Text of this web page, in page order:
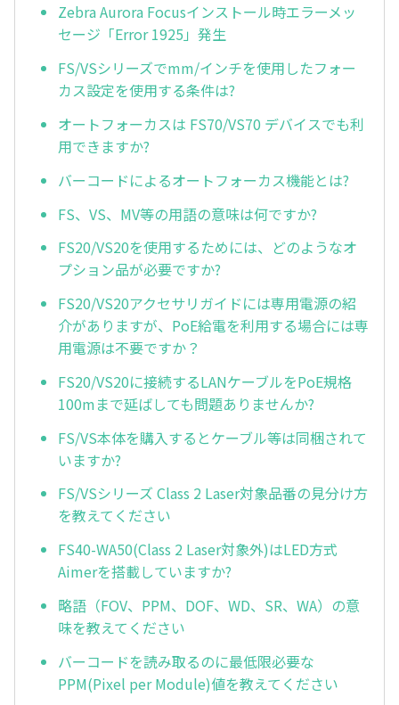
Zebra Aurora Focusインストール時エラーメッ
セージ「Error 1925」発生
FS/VSシリーズでmm/インチを使用したフォー
カス設定を使用する条件は?
オートフォーカスは FS70/VS70 デバイスでも利
用できますか?
バーコードによるオートフォーカス機能とは?
FS、VS、MV等の用語の意味は何ですか?
FS20/VS20を使用するためには、どのようなオ
プション品が必要ですか?
FS20/VS20アクセサリガイドには専用電源の紹
介がありますが、PoE給電を利用する場合には専
用電源は不要ですか？
FS20/VS20に接続するLANケーブルをPoE規格
100mまで延ばしても問題ありませんか?
FS/VS本体を購入するとケーブル等は同梱されて
いますか?
FS/VSシリーズ Class 2 Laser対象品番の見分け方
を教えてください
FS40-WA50(Class 2 Laser対象外)はLED方式
Aimerを搭載していますか?
略語（FOV、PPM、DOF、WD、SR、WA）の意
味を教えてください
バーコードを読み取るのに最低限必要な
PPM(Pixel per Module)値を教えてください